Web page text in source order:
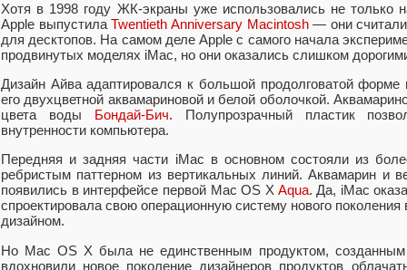
Хотя в 1998 году ЖК-экраны уже использовались не
Apple выпустилаTwentieth Anniversary Macintosh— они
для десктопов. На самом деле Apple с самого начала
продвинутых моделях iMac, но они оказались слишком
Дизайн Айва адаптировался к большой продолговатой форме
его двухцветной аквамариновой и белой оболочкой.
цвета воды Бондай-Бич. Полупрозрачный пластик
внутренности компьютера.
Передняя и задняя части iMac в основном состояли из
ребристым паттерном из вертикальных линий. Аквамарин и
появились в интерфейсе первой Mac OS X Aqua. Да, iMac
спроектировала свою операционную систему нового
дизайном.
Но Mac OS X была не единственным продуктом,
вдохновили новое поколение дизайнеров продуктов